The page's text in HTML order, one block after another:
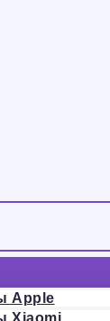
Apple
Xiaomi